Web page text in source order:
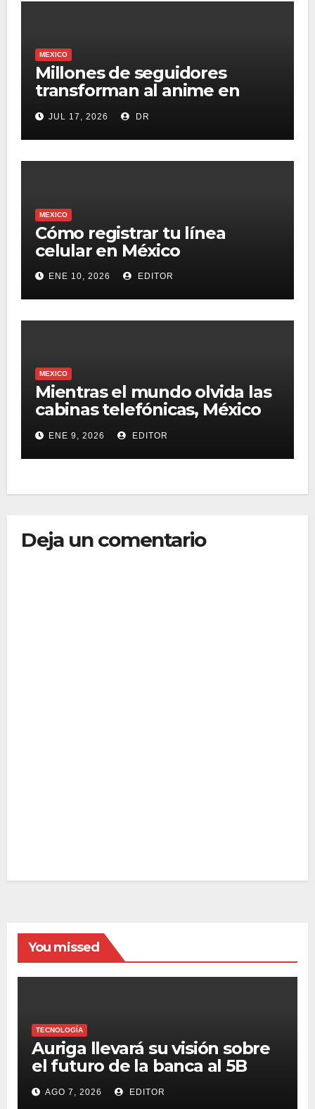
MEXICO
Millones de seguidores
transforman al anime en
fenómeno para nuevos
modelos de negocio
digitales: US Media
JUL 17, 2026 DR
MEXICO
Cómo registrar tu línea
celular en México
ENE 10, 2026 EDITOR
MEXICO
Mientras el mundo olvida las
cabinas telefónicas, México
las revive con un propósito
social
ENE 9, 2026 EDITOR
Deja un comentario
You missed
TECNOLOGÍA
Auriga llevará su visión sobre
el futuro de la banca al 5B
Digital Summit 2026
AGO 7, 2026 EDITOR